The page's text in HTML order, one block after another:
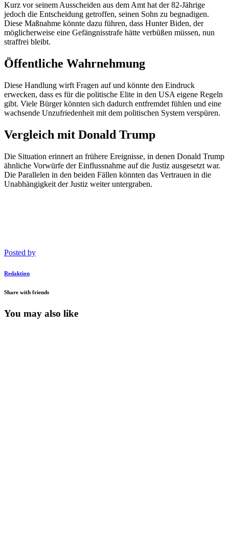
Kurz vor seinem Ausscheiden aus dem Amt hat der 82-Jährige
jedoch die Entscheidung getroffen, seinen Sohn zu begnadigen.
Diese Maßnahme könnte dazu führen, dass Hunter Biden, der
möglicherweise eine Gefängnisstrafe hätte verbüßen müssen, nun
straffrei bleibt.
Öffentliche Wahrnehmung
Diese Handlung wirft Fragen auf und könnte den Eindruck
erwecken, dass es für die politische Elite in den USA eigene Regeln
gibt. Viele Bürger könnten sich dadurch entfremdet fühlen und eine
wachsende Unzufriedenheit mit dem politischen System verspüren.
Vergleich mit Donald Trump
Die Situation erinnert an frühere Ereignisse, in denen Donald Trump
ähnliche Vorwürfe der Einflussnahme auf die Justiz ausgesetzt war.
Die Parallelen in den beiden Fällen könnten das Vertrauen in die
Unabhängigkeit der Justiz weiter untergraben.
Posted by
Redaktion
Share with friends
You may also like